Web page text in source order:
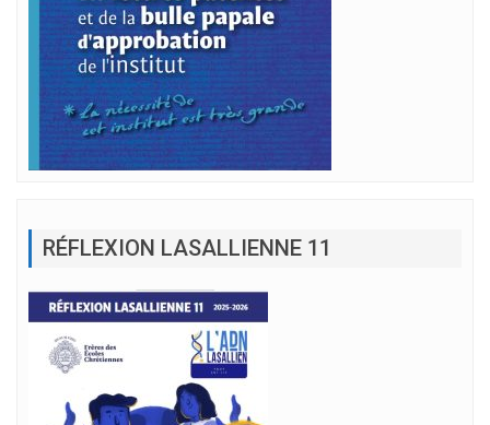
RÉFLEXION LASALLIENNE 11